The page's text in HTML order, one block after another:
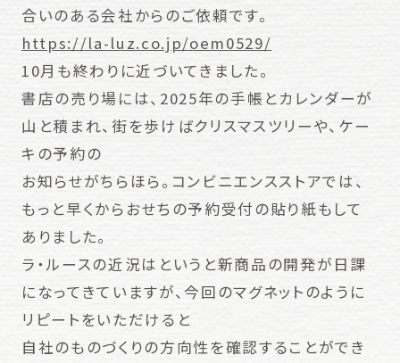
合いのある会社からのご依頼です。
https://la-luz.co.jp/oem0529/
10月も終わりに近づいてきました。
書店の売り場には、2025年の手帳とカレンダーが
山と積まれ、街を歩けばクリスマスツリーや、ケー
キの予約の
お知らせがちらほら。コンビニエンスストアでは、
もっと早くからおせちの予約受付の貼り紙もして
ありました。
ラ・ルースの近況はというと新商品の開発が日課
になってきていますが、今回のマグネットのように
リピートをいただけると
自社のものづくりの方向性を確認することができ